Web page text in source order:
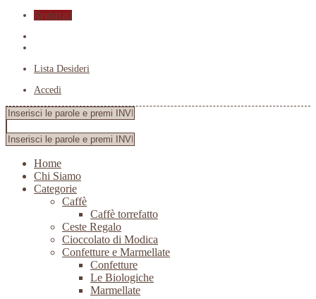
Registrati
Lista Desideri
Accedi
Home
Chi Siamo
Categorie
Caffè
Caffè torrefatto
Ceste Regalo
Cioccolato di Modica
Confetture e Marmellate
Confetture
Le Biologiche
Marmellate